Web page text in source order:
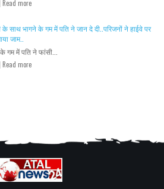
Read more
के साथ भागने के गम में पति ने जान दे दी..परिजनों ने हाईवे पर
जाम..
गम में पति ने फांसी...
Read more